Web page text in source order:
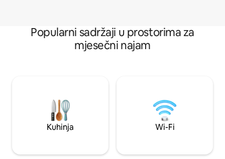
Popularni sadržaji u prostorima za
mjesečni najam
Kuhinja Wi-Fi